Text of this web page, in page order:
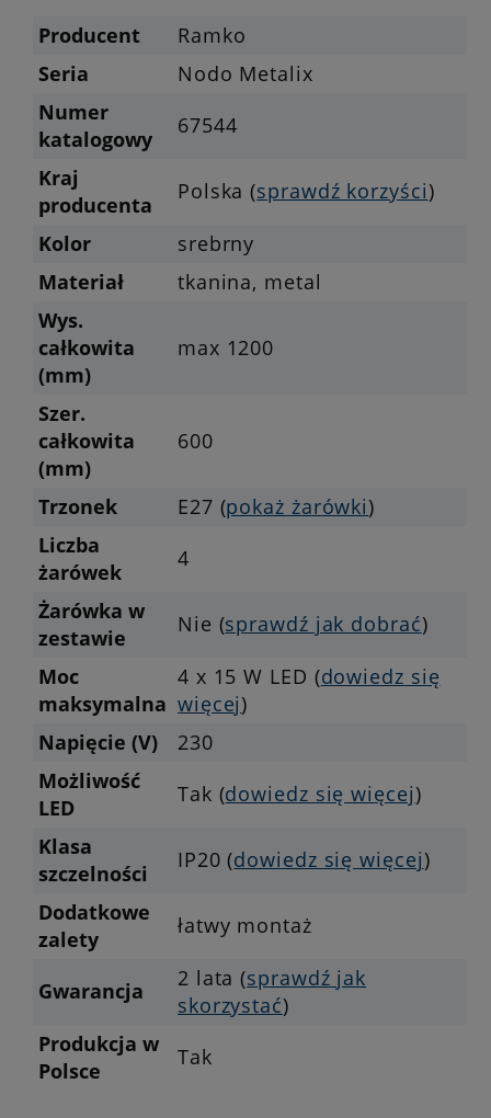
Producent
Ramko
Seria
Nodo Metalix
Numer
katalogowy
67544
Kraj
producenta
Polska (sprawdź korzyści)
Kolor
srebrny
Materiał
tkanina, metal
Wys.
całkowita
(mm)
max 1200
Szer.
całkowita
(mm)
600
Trzonek E27 (pokaż żarówki)
Liczba
żarówek
4
Żarówka w
zestawie
Nie (sprawdź jak dobrać)
Moc
maksymalna
4 x 15 W LED (dowiedz się
więcej)
Napięcie (V)
230
Możliwość
LED
Tak (dowiedz się więcej)
Klasa
szczelności
IP20 (dowiedz się więcej)
Dodatkowe
zalety
łatwy montaż
Gwarancja 2 lata (sprawdź jak
skorzystać)
Produkcja w
Polsce
Tak